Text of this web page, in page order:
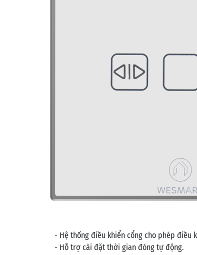
- Hệ thống điều khiển cổng cho phép điều
- Hỗ trợ cài đặt thời gian đóng tự động.